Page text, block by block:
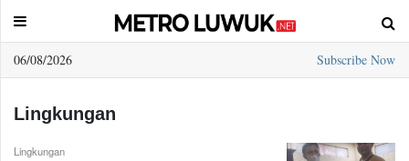
06/08/2026
Subscribe Now
Sample
Lingkungan
Lingkungan